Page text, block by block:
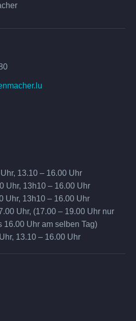
13.10 – 16.00 Uhr
Uhr, 13h10 – 16.00 Uhr
Uhr, 13h10 – 16.00 Uhr
Uhr, (17.00 – 19.00 Uhr nur
16.00 Uhr am selben Tag)
13.10 – 16.00 Uhr